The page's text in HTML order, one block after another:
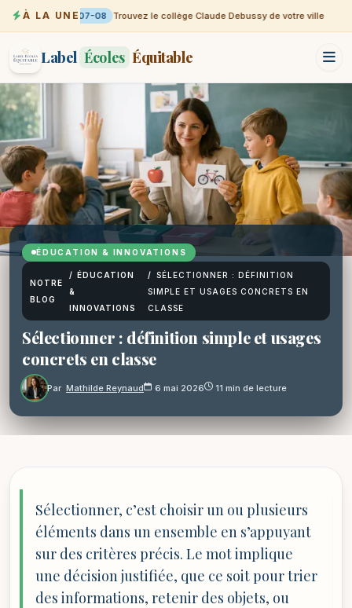
À LA UNE07-08 Trouvez le collège Claude Debussy de votre ville
Label Écoles Équitable
ÉDUCATION & INNOVATIONS
NOTRE
BLOG
/ ÉDUCATION
&
INNOVATIONS
/ SÉLECTIONNER : DÉFINITION
SIMPLE ET USAGES CONCRETS EN
CLASSE
Sélectionner : définition simple et usages
concrets en classe
Par Mathilde Reynaud 6 mai 2026 11 min de lecture
Sélectionner, c’est choisir un ou plusieurs
éléments dans un ensemble en s’appuyant
sur des critères précis. Le mot implique
une décision justifiée, que ce soit pour trier
des informations, retenir des objets, ou